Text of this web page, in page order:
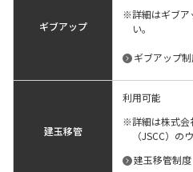
ギブアップ
詳細はギブア
い。
ギブアップ
建玉移管
利用可能
詳細は株式
（JSCC）の
建玉移管制度